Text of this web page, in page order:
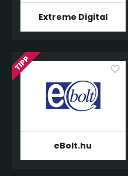
Extreme Digital
eBolt.hu